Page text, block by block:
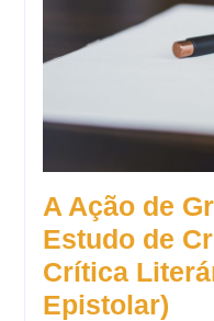
A Ação de
Estudo de
Crítica
Epistolar)